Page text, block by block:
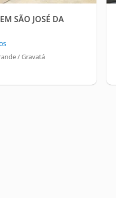
SÃO JOSÉ DA
/ Gravatá